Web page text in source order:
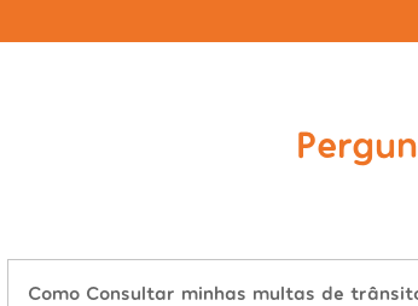
Como Consultar minhas multas de